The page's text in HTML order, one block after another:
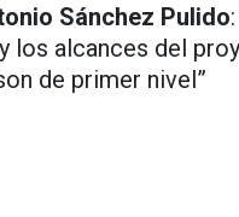
Sánchez Pulido
los alcances del
de primer nivel”